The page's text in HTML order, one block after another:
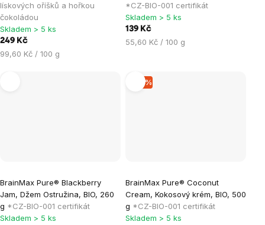
lískových oříšků a hořkou
čokoládou
Skladem > 5 ks
249 Kč
Měrná
99,60 Kč / 100 g
*CZ-BIO-001 certifikát
Skladem > 5 ks
139 Kč
Měrná
55,60 Kč / 100 g
BrainMax Pure® Blackberry
Jam, Džem Ostružina, BIO, 260
g *CZ-BIO-001 certifikát
Skladem > 5 ks
–15 %
BrainMax Pure® Coconut
Cream, Kokosový krém, BIO, 500
g *CZ-BIO-001 certifikát
Skladem > 5 ks